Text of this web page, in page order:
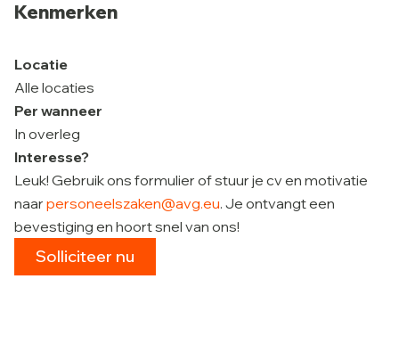
Kenmerken
Locatie
Alle locaties
Per wanneer
In overleg
Interesse?
Leuk! Gebruik ons formulier of stuur je cv en motivatie
naar personeelszaken@avg.eu. Je ontvangt een
bevestiging en hoort snel van ons!
Solliciteer nu